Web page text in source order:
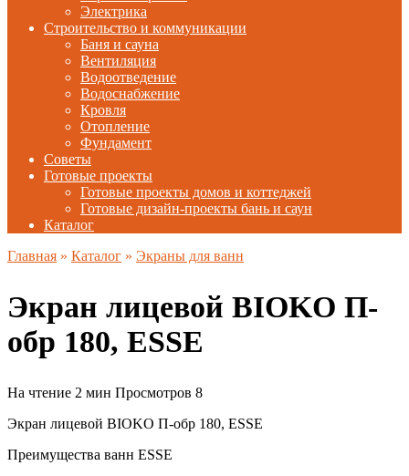
Электрика
Строительство и коммуникации
Баня и сауна
Вентиляция
Водоотведение
Водоснабжение
Кровля
Отопление
Фундамент
Советы
Готовые проекты
Готовые проекты домов и коттеджей
Готовые дизайн-проекты бань и саун
Каталог
Главная » Каталог » Экраны для ванн
Экран лицевой BIOKO П-
обр 180, ESSE
На чтение 2 мин Просмотров 8
Экран лицевой BIOKO П-обр 180, ESSE
Преимущества ванн ESSE